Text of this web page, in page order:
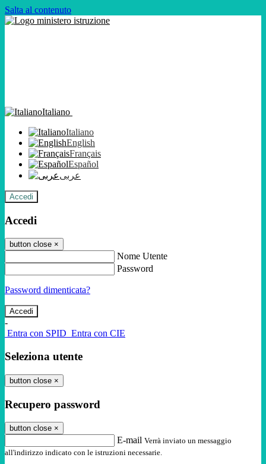
Salta al contenuto
Italiano
Italiano
English
Français
Español
عربى
Accedi
Accedi
button close ×
Nome Utente
Password
Password dimenticata?
-
Entra con SPID Entra con CIE
Seleziona utente
button close ×
Recupero password
button close ×
E-mail Verrà inviato un messaggio
all'indirizzo indicato con le istruzioni necessarie.